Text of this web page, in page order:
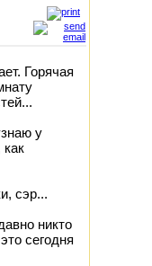
Горячая
у
как
сэр...
никто
сегодня